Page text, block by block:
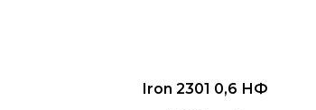
Iron 2301 0,6 НФ